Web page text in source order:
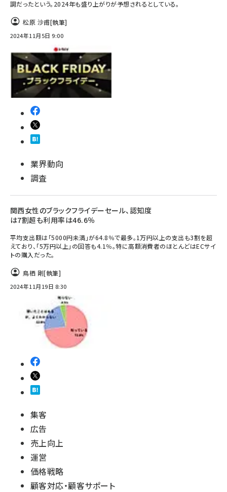
調だったという。2024年も盛り上がりが予想されるとしている。
松原 沙甫[執筆]
2024年11月5日 9:00
業界動向
調査
関西女性のブラックフライデーセール、認知度
は7割超も利用率は46.6％
平均支出額は「5000円未満」が64.8％で最多。1万円以上の支出も3割を超
えており、「5万円以上」の回答も4.1％。特に高額消費者のほとんどはECサイ
トの購入だった。
鳥栖 剛[執筆]
2024年11月19日 8:30
集客
広告
売上向上
運営
価格戦略
顧客対応・顧客サポート